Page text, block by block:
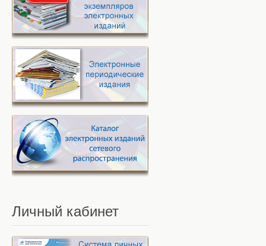
Личный кабинет